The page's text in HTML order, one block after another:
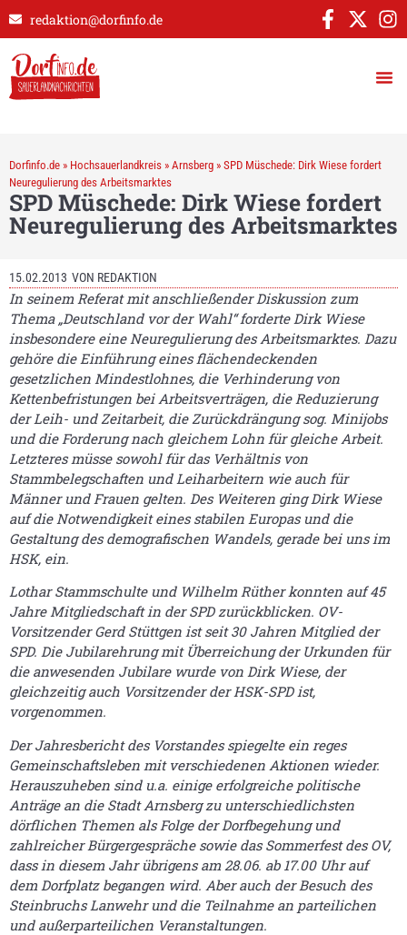
redaktion@dorfinfo.de
Dorfinfo.de » Hochsauerlandkreis » Arnsberg » SPD Müschede: Dirk Wiese fordert
Neuregulierung des Arbeitsmarktes
SPD Müschede: Dirk Wiese fordert
Neuregulierung des Arbeitsmarktes
15.02.2013 VON REDAKTION
In seinem Referat mit anschließender Diskussion zum
Thema „Deutschland vor der Wahl“ forderte Dirk Wiese
insbesondere eine Neuregulierung des Arbeitsmarktes. Dazu
gehöre die Einführung eines flächendeckenden
gesetzlichen Mindestlohnes, die Verhinderung von
Kettenbefristungen bei Arbeitsverträgen, die Reduzierung
der Leih- und Zeitarbeit, die Zurückdrängung sog. Minijobs
und die Forderung nach gleichem Lohn für gleiche Arbeit.
Letzteres müsse sowohl für das Verhältnis von
Stammbelegschaften und Leiharbeitern wie auch für
Männer und Frauen gelten. Des Weiteren ging Dirk Wiese
auf die Notwendigkeit eines stabilen Europas und die
Gestaltung des demografischen Wandels, gerade bei uns im
HSK, ein.
Lothar Stammschulte und Wilhelm Rüther konnten auf 45
Jahre Mitgliedschaft in der SPD zurückblicken. OV-
Vorsitzender Gerd Stüttgen ist seit 30 Jahren Mitglied der
SPD. Die Jubilarehrung mit Überreichung der Urkunden für
die anwesenden Jubilare wurde von Dirk Wiese, der
gleichzeitig auch Vorsitzender der HSK-SPD ist,
vorgenommen.
Der Jahresbericht des Vorstandes spiegelte ein reges
Gemeinschaftsleben mit verschiedenen Aktionen wieder.
Herauszuheben sind u.a. einige erfolgreiche politische
Anträge an die Stadt Arnsberg zu unterschiedlichsten
dörflichen Themen als Folge der Dorfbegehung und
zahlreicher Bürgergespräche sowie das Sommerfest des OV,
dass in diesem Jahr übrigens am 28.06. ab 17.00 Uhr auf
dem Dorfplatz begangen wird. Aber auch der Besuch des
Steinbruchs Lanwehr und die Teilnahme an parteilichen
und außerparteilichen Veranstaltungen.